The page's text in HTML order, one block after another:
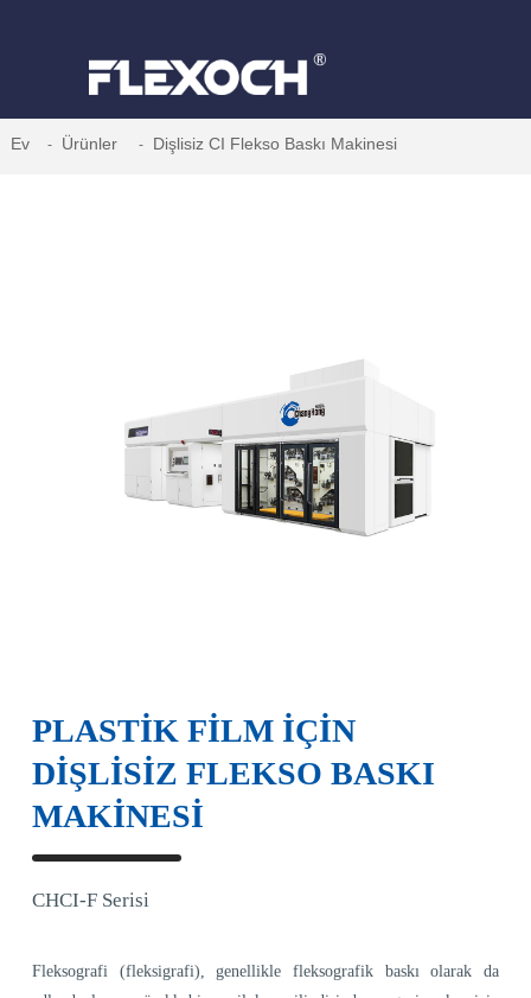
Ev Ürünler Dişlisiz CI Flekso Baskı Makinesi
PLASTİK FİLM İÇİN
DİŞLİSİZ FLEKSO BASKI
MAKINESI
CHCI-F Serisi
Fleksografi (fleksigrafi), genellikle fleksografik baskı olarak da